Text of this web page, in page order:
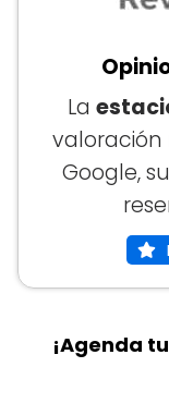
La
Google,
¡Agenda